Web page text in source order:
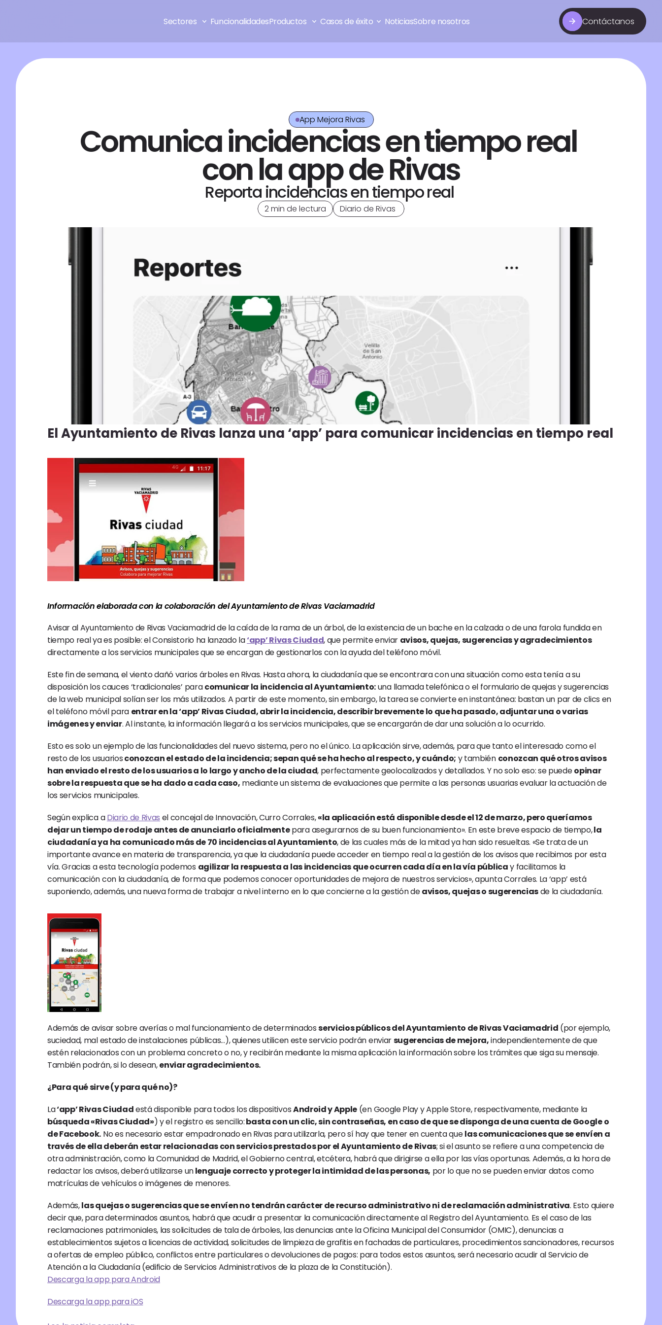
Sectores FuncionalidadesProductos Casos de éxito NoticiasSobre nosotros Contáctanos
App Mejora Rivas
Comunica incidencias en tiempo real
con la app de Rivas
Reporta incidencias en tiempo real
2 min de lectura Diario de Rivas
El Ayuntamiento de Rivas lanza una ‘app’ para comunicar incidencias en tiempo real
Información elaborada con la colaboración del Ayuntamiento de Rivas Vaciamadrid
Avisar al Ayuntamiento de Rivas Vaciamadrid de la caída de la rama de un árbol, de la existencia de un bache en la calzada o de una farola fundida en
tiempo real ya es posible: el Consistorio ha lanzado la ‘app’ Rivas Ciudad, que permite enviar avisos, quejas, sugerencias y agradecimientos
directamente a los servicios municipales que se encargan de gestionarlos con la ayuda del teléfono móvil.
Este fin de semana, el viento dañó varios árboles en Rivas. Hasta ahora, la ciudadanía que se encontrara con una situación como esta tenía a su
disposición los cauces ‘tradicionales’ para comunicar la incidencia al Ayuntamiento: una llamada telefónica o el formulario de quejas y sugerencias
de la web municipal solían ser los más utilizados. A partir de este momento, sin embargo, la tarea se convierte en instantánea: bastan un par de clics en
el teléfono móvil para entrar en la ‘app’ Rivas Ciudad, abrir la incidencia, describir brevemente lo que ha pasado, adjuntar una o varias
imágenes y enviar. Al instante, la información llegará a los servicios municipales, que se encargarán de dar una solución a lo ocurrido.
Esto es solo un ejemplo de las funcionalidades del nuevo sistema, pero no el único. La aplicación sirve, además, para que tanto el interesado como el
resto de los usuarios conozcan el estado de la incidencia; sepan qué se ha hecho al respecto, y cuándo; y también conozcan qué otros avisos
han enviado el resto de los usuarios a lo largo y ancho de la ciudad, perfectamente geolocalizados y detallados. Y no solo eso: se puede opinar
sobre la respuesta que se ha dado a cada caso, mediante un sistema de evaluaciones que permite a las personas usuarias evaluar la actuación de
los servicios municipales.
Según explica a Diario de Rivas el concejal de Innovación, Curro Corrales, «la aplicación está disponible desde el 12 de marzo, pero queríamos
dejar un tiempo de rodaje antes de anunciarlo oficialmente para asegurarnos de su buen funcionamiento». En este breve espacio de tiempo, la
ciudadanía ya ha comunicado más de 70 incidencias al Ayuntamiento, de las cuales más de la mitad ya han sido resueltas. «Se trata de un
importante avance en materia de transparencia, ya que la ciudadanía puede acceder en tiempo real a la gestión de los avisos que recibimos por esta
vía. Gracias a esta tecnología podemos agilizar la respuesta a las incidencias que ocurren cada día en la vía pública y facilitamos la
comunicación con la ciudadanía, de forma que podemos conocer oportunidades de mejora de nuestros servicios», apunta Corrales. La ‘app’ está
suponiendo, además, una nueva forma de trabajar a nivel interno en lo que concierne a la gestión de avisos, quejas o sugerencias de la ciudadanía.
Además de avisar sobre averías o mal funcionamiento de determinados servicios públicos del Ayuntamiento de Rivas Vaciamadrid (por ejemplo,
suciedad, mal estado de instalaciones públicas…), quienes utilicen este servicio podrán enviar sugerencias de mejora, independientemente de que
estén relacionados con un problema concreto o no, y recibirán mediante la misma aplicación la información sobre los trámites que siga su mensaje.
También podrán, si lo desean, enviar agradecimientos.
¿Para qué sirve (y para qué no)?
La ‘app’ Rivas Ciudad está disponible para todos los dispositivos Android y Apple
(en Google Play y Apple Store, respectivamente, mediante la
búsqueda «Rivas Ciudad») y el registro es sencillo: basta con un clic, sin contraseñas, en caso de que se disponga de una cuenta de Google o
de Facebook. No es necesario estar empadronado en Rivas para utilizarla, pero sí hay que tener en cuenta que las comunicaciones que se envíen a
través de ella deberán estar relacionadas con servicios prestados por el Ayuntamiento de Rivas; si el asunto se refiere a una competencia de
otra administración, como la Comunidad de Madrid, el Gobierno central, etcétera, habrá que dirigirse a ella por las vías oportunas. Además, a la hora de
redactar los avisos, deberá utilizarse un lenguaje correcto y proteger la intimidad de las personas, por lo que no se pueden enviar datos como
matrículas de vehículos o imágenes de menores.
Además, las quejas o sugerencias que se envíen no tendrán carácter de recurso administrativo ni de reclamación administrativa. Esto quiere
decir que, para determinados asuntos, habrá que acudir a presentar la comunicación directamente al Registro del Ayuntamiento. Es el caso de las
reclamaciones patrimoniales, las solicitudes de tala de árboles, las denuncias ante la Oficina Municipal del Consumidor (OMIC), denuncias a
establecimientos sujetos a licencias de actividad, solicitudes de limpieza de grafitis en fachadas de particulares, procedimientos sancionadores, recursos
a ofertas de empleo público, conflictos entre particulares o devoluciones de pagos: para todos estos asuntos, será necesario acudir al Servicio de
Atención a la Ciudadanía (edificio de Servicios Administrativos de la plaza de la Constitución).
Descarga la app para Android
Descarga la app para iOS